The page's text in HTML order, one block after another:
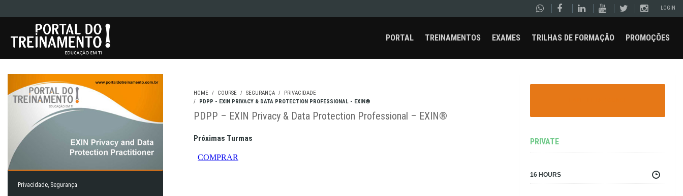
LOGIN
PORTAL TREINAMENTOS EXAMES TRILHAS DE FORMAÇÃO PROMOÇÕES
Privacidade Segurança
HOME COURSE SEGURANÇA
PRIVACIDADE
PDPP - EXIN PRIVACY & DATA PROTECTION PROFESSIONAL - EXIN®
PDPP – EXIN Privacy & Data Protection Professional – EXIN®
Próximas Turmas PRIVATE
16 HOURS